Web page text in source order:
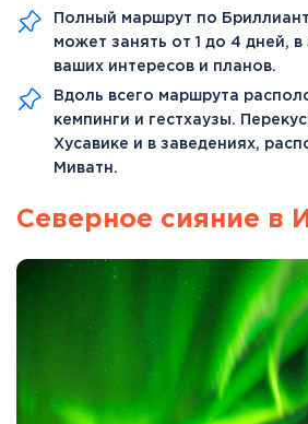
Полный маршрут по
может занять от 1 до 4 дней, в
ваших интересов и планов.
Вдоль всего маршрута
кемпинги и гестхаузы.
Хусавике и в заведениях,
Миватн.
Северное сияние в